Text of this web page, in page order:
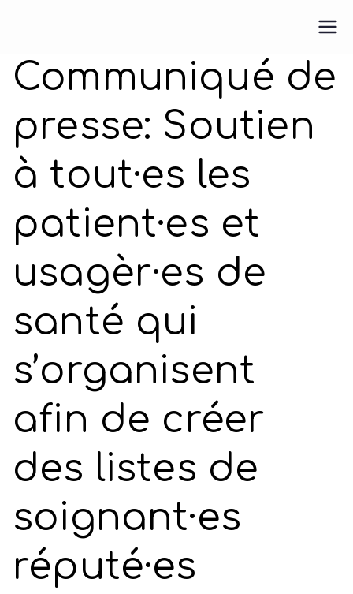
Communiqué de
presse: Soutien
à tout·es les
patient·es et
usagèr·es de
santé qui
s’organisent
afin de créer
des listes de
soignant·es
réputé·es